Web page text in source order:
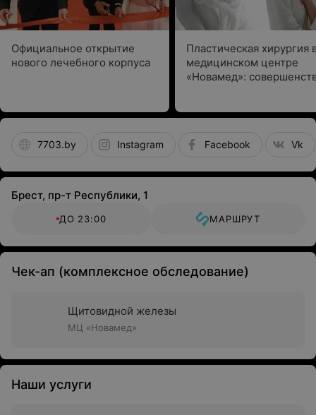
Официальное открытие
нового лечебного корпуса
Пластическая хирургия
медицинском центре
«Новамед»:
7703.by Instagram Facebook Vk
Брест, пр-т Республики, 1
ДО 23:00 МАРШРУТ
Чек-ап (комплексное обследование)
Щитовидной железы
МЦ «Новамед»
Наши услуги